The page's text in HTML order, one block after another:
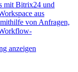
mit Bitrix24 und
aus
von Anfragen,
anzeigen